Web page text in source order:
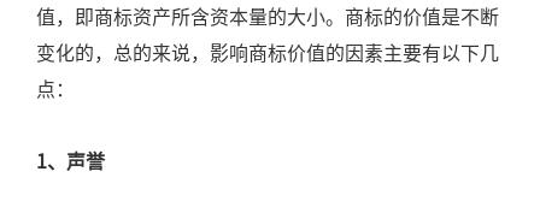
值，即商标资产所含资本量的大小。商标的价值是不断
变化的，总的来说，影响商标价值的因素主要有以下几
点：
1、声誉